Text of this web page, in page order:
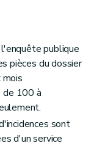
publique
pièces du dossier
de 100 à
sont
d'un service